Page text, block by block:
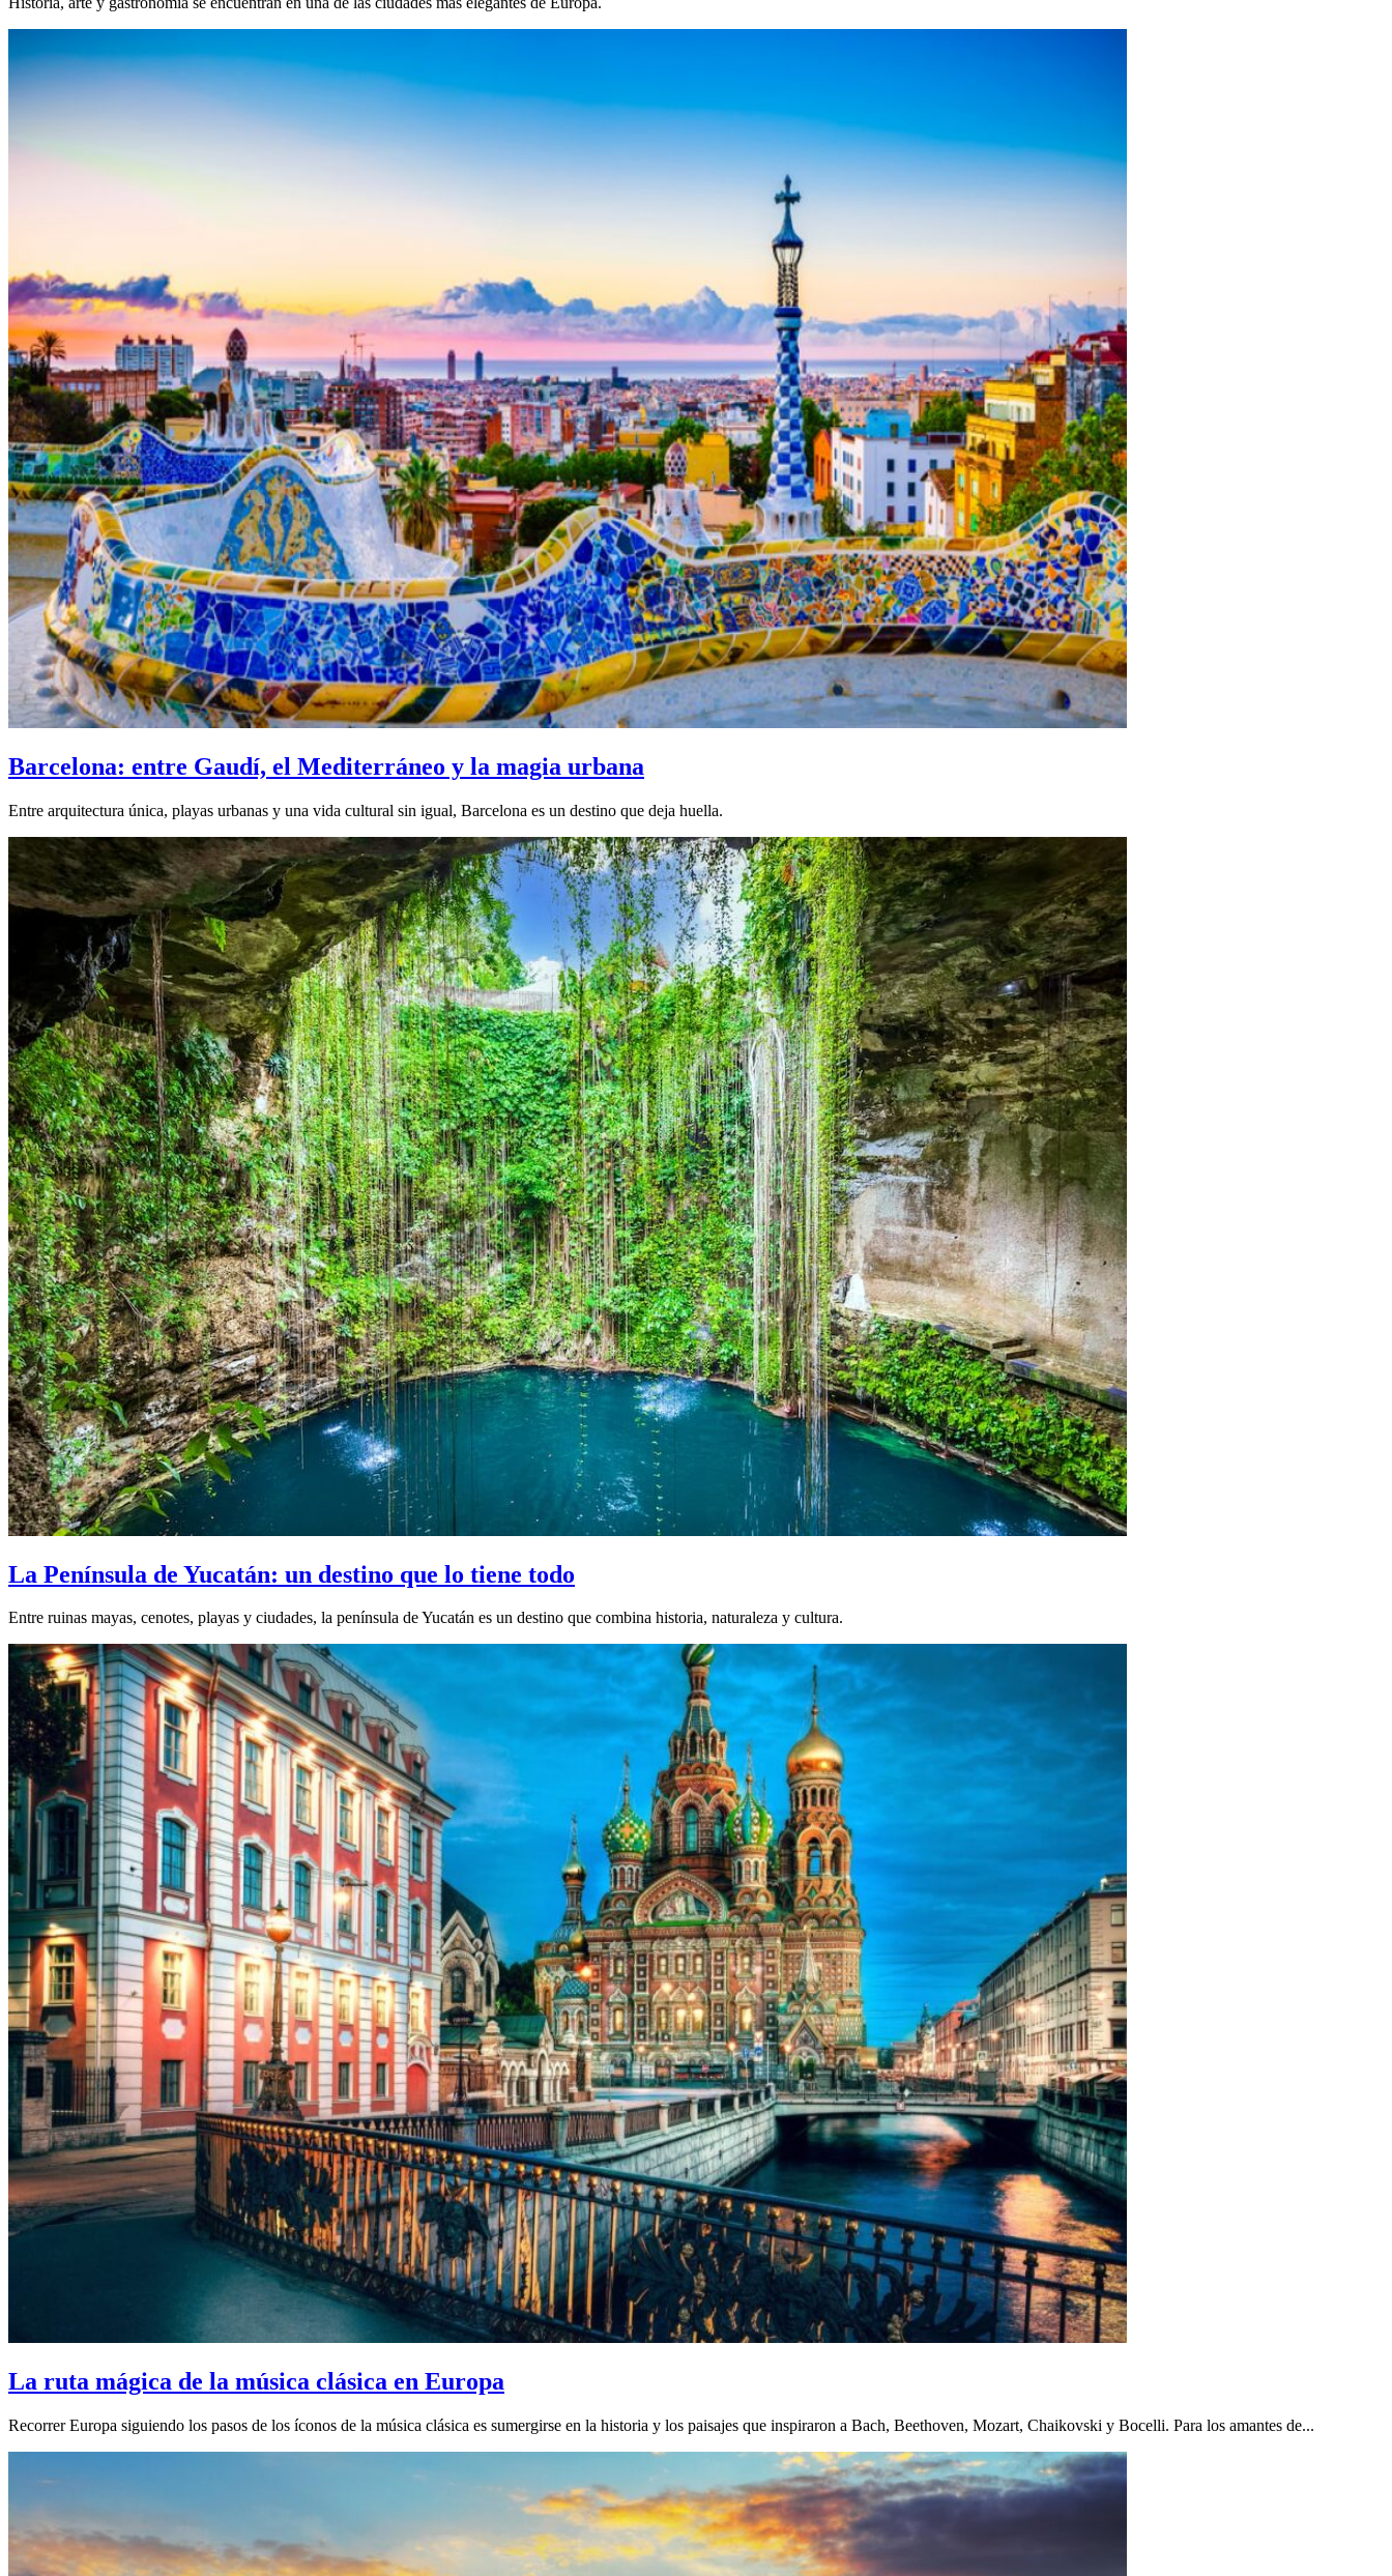
Barcelona: entre Gaudí, el Mediterráneo y la magia urbana
Entre arquitectura única, playas urbanas y una vida cultural sin igual, Barcelona es un destino que deja huella.
La Península de Yucatán: un destino que lo tiene todo
Entre ruinas mayas, cenotes, playas y ciudades, la península de Yucatán es un destino que combina historia, naturaleza y cultura.
La ruta mágica de la música clásica en Europa
Recorrer Europa siguiendo los pasos de los íconos de la música clásica es sumergirse en la historia y los paisajes que inspiraron a Bach, Beethoven, Mozart, Chaikovski y Bocelli. Para los amantes de...